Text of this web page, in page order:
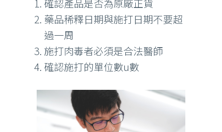
確認產品是否為原廠正貨
藥品稀釋日期與施打日期不要超
過一周
施打肉毒者必須是合法醫師
確認施打的單位數u數